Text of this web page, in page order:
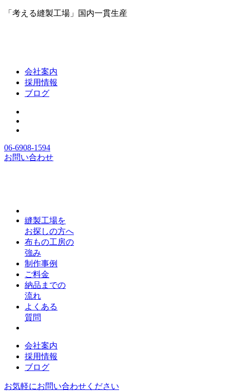
「考える縫製工場」国内一貫生産
会社案内
採用情報
ブログ
06-6908-1594
お問い合わせ
縫製工場を
お探しの方へ
布もの工房の
強み
制作事例
ご料金
納品までの
流れ
よくある
質問
会社案内
採用情報
ブログ
お気軽にお問い合わせください